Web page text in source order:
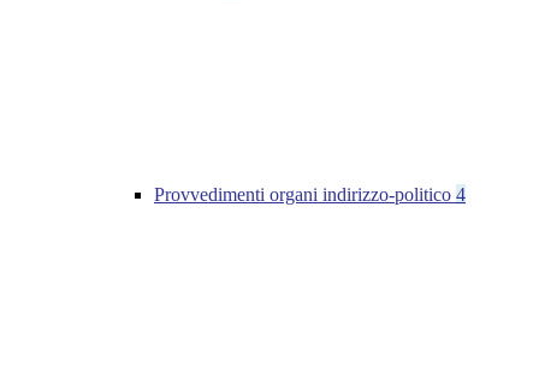
Provvedimenti organi indirizzo-politico 4